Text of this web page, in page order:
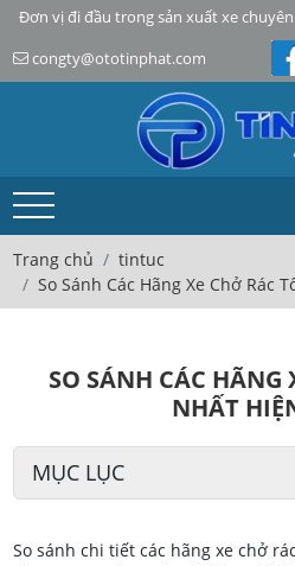
Đơn vị đi đầu trong sản xuất xe
congty@ototinphat.com
Trang chủ
tintuc
So Sánh Các Hãng Xe Chở Rác
SO SÁNH CÁC HÃNG
NHẤT
MỤC LỤC
So sánh chi tiết các hãng xe chở